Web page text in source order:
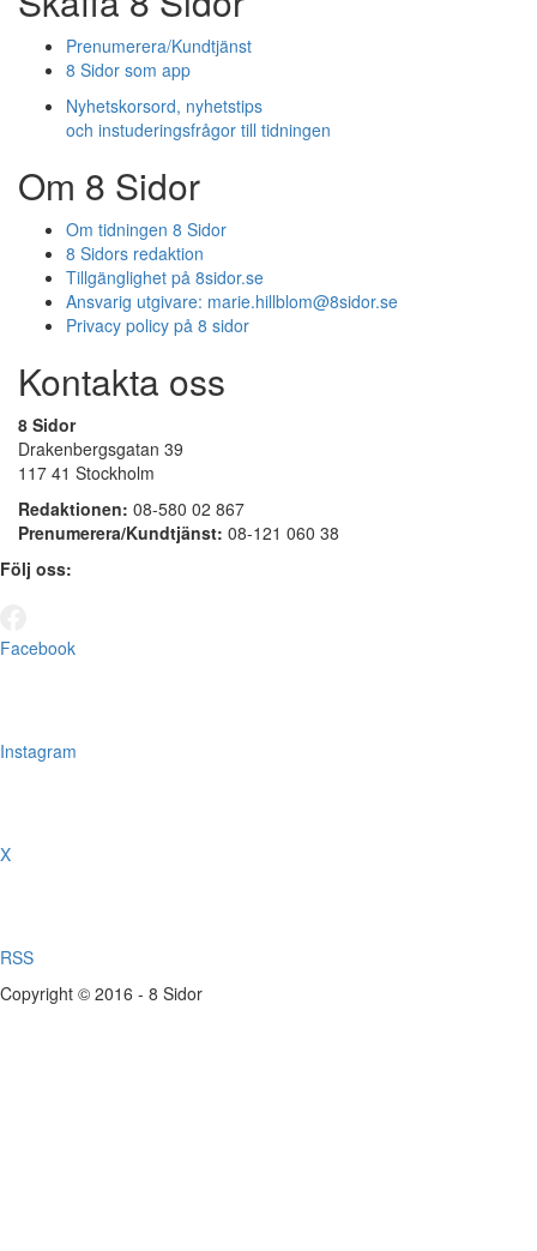
Prenumerera/Kundtjänst
8 Sidor som app
Nyhetskorsord, nyhetstips
och instuderingsfrågor till tidningen
Om 8 Sidor
Om tidningen 8 Sidor
8 Sidors redaktion
Tillgänglighet på 8sidor.se
Ansvarig utgivare: marie.hillblom@8sidor.se
Privacy policy på 8 sidor
Kontakta oss
8 Sidor
Drakenbergsgatan 39
117 41 Stockholm
Redaktionen: 08-580 02 867
Prenumerera/Kundtjänst: 08-121 060 38
Följ oss:
Facebook
Instagram
X
RSS
Copyright © 2016 - 8 Sidor